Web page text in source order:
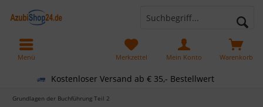
Kostenloser Versand ab € 35,- Bestellwert
Warenkorb
Merkzettel Mein Konto
Menü
Grundlagen der Buchführung Teil 2